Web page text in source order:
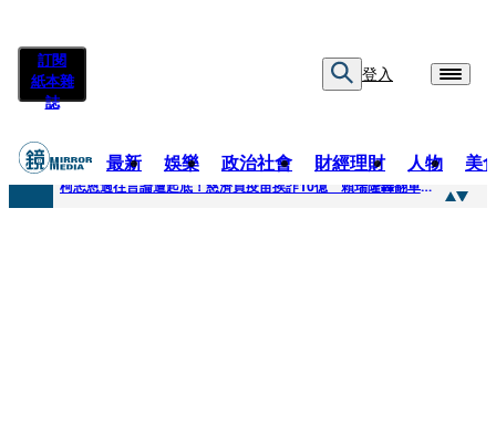
訂閱
紙本雜
誌
登入
最新 娛樂 政治社會 財經理財 人物 美
快訊
柯志恩過往言論遭起底！慈濟買疫苗挨詐10億 賴瑞隆轟翻車：應為當年錯誤道歉